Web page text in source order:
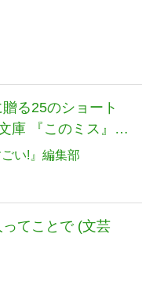
る25のショート
庫 『このミス』大
い!』編集部
てことで (文芸